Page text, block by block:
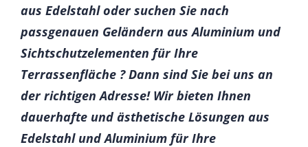
aus Edelstahl oder suchen Sie nach
passgenauen Geländern aus Aluminium und
Sichtschutzelementen für Ihre
Terrassenfläche ? Dann sind Sie bei uns an
der richtigen Adresse! Wir bieten Ihnen
dauerhafte und ästhetische Lösungen aus
Edelstahl und Aluminium für Ihre